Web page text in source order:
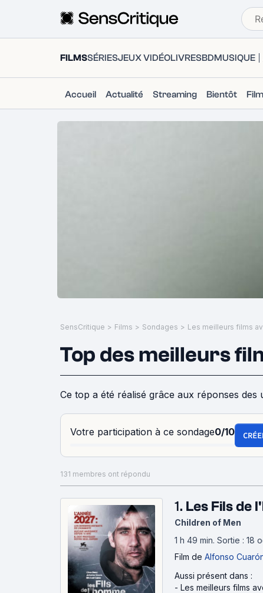
FILMSSÉRIESJEUX VIDÉOLIVRESBDMUSIQUE
Accueil Actualité Streaming Bientôt
SensCritique > Films > Sondages > Les meilleurs films
Top des meilleurs
Ce top a été réalisé grâce aux réponses
Votre participation à ce sondage0/10
131 membres ont répondu
1. Les Fils de
Children of Men
1 h 49 min. Sortie : 18
Film de Alfonso
Aussi présent dans :
- Les meilleurs films